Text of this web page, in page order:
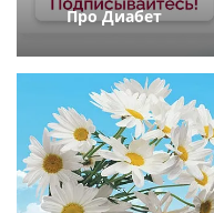
Про Диабет